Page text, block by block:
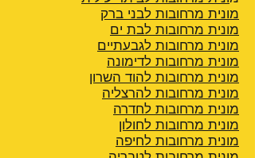
מונית מרחובות לבני ברק
מונית מרחובות לבת ים
מונית מרחובות לגבעתיים
מונית מרחובות לדימונה
מונית מרחובות להוד השרון
מונית מרחובות להרצליה
מונית מרחובות לחדרה
מונית מרחובות לחולון
מונית מרחובות לחיפה